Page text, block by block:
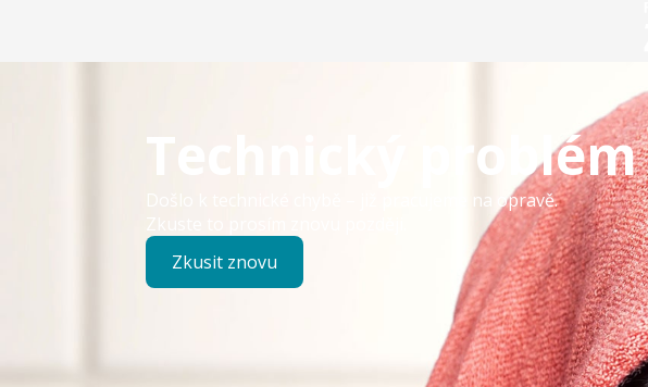
Technický problém
Došlo k technické chybě – již pracujeme na opravě.
Zkuste to prosím znovu později.
Zkusit znovu